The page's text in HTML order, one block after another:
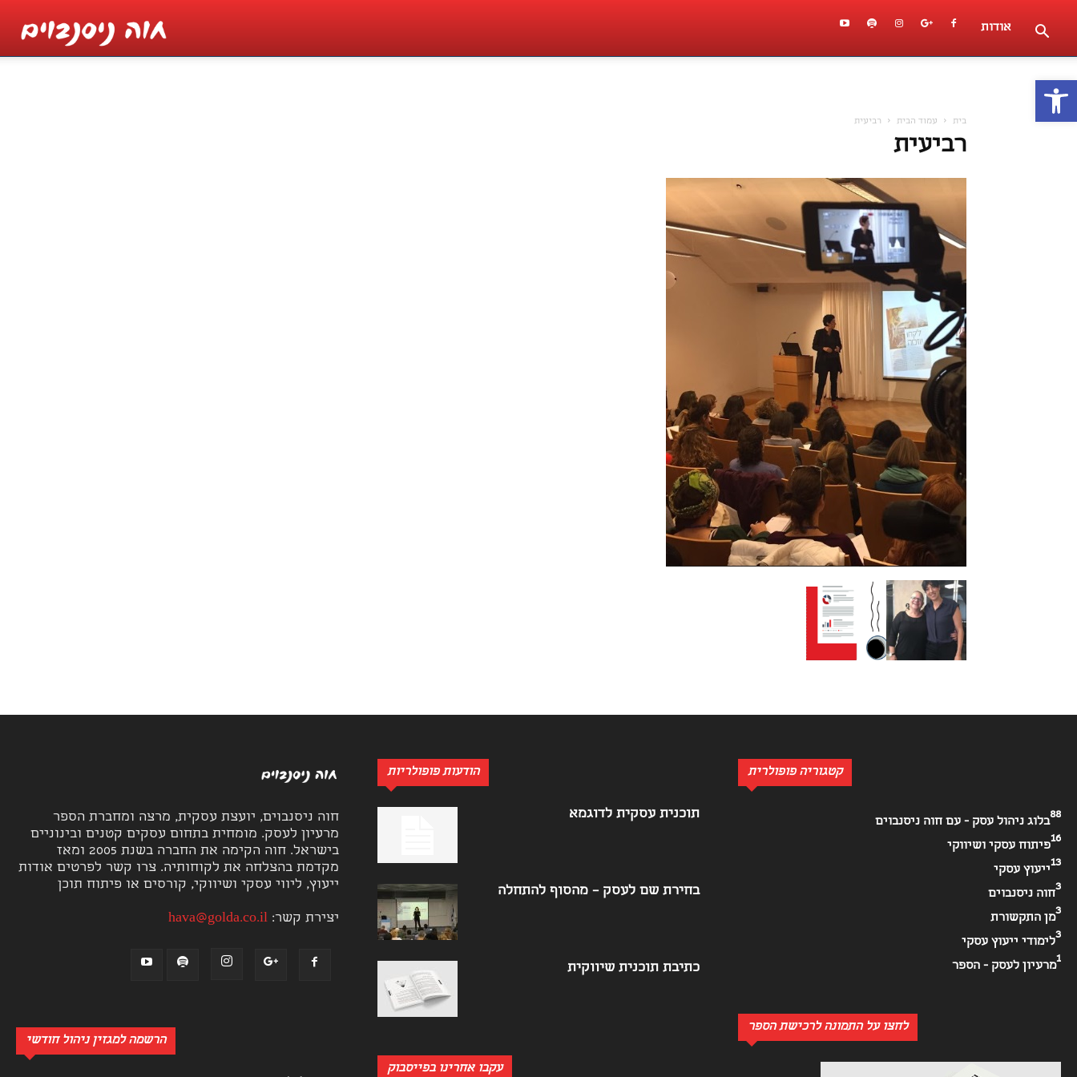
פתח סרגל נגישות
אודות
בית עמוד הבית רביעית
רביעית
חוה ניסנבוים, יועצת עסקית, מרצה ומחברת הספר
מרעיון לעסק. מומחית בתחום עסקים קטנים ובינוניים
בישראל. חוה הקימה את החברה בשנת 2005 ומאז
מקדמת בהצלחה את לקוחותיה. צרו קשר לפרטים אודות
ייעוץ, ליווי עסקי ושיווקי, קורסים או פיתוח תוכן
יצירת קשר:hava@golda.co.il
הרשמה למגזין ניהול חודשי
הודעות פופולריות
תוכנית עסקית לדוגמא
בחירת שם לעסק – מהסוף להתחלה
כתיבת תוכנית שיווקית
עקבו אחרינו בפייסבוק
קטגוריה פופולרית
בלוג ניהול עסק - עם חוה ניסנבוים
88
פיתוח עסקי ושיווקי
16
ייעוץ עסקי
13
חוה ניסנבוים
3
מן התקשורת
3
לימודי ייעוץ עסקי
3
מרעיון לעסק - הספר
1
לחצו על התמונה לרכישת הספר